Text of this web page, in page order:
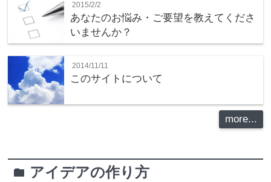
2015/2/2
あなたのお悩み・ご要望を教えてくださ
いませんか？
2014/11/11
このサイトについて
more...
folder アイデアの作り方